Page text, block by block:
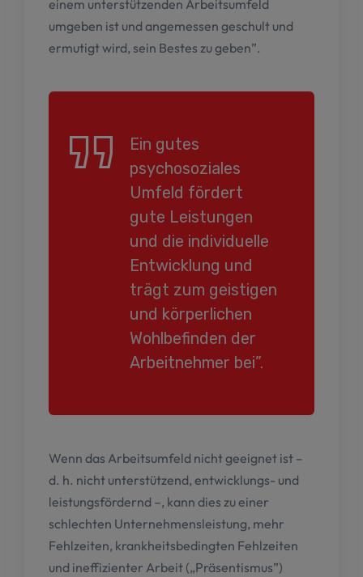
einem unterstützenden Arbeitsumfeld
umgeben ist und angemessen geschult und
ermutigt wird, sein Bestes zu geben”.
Ein gutes
psychosoziales
Umfeld fördert
gute Leistungen
und die individuelle
Entwicklung und
trägt zum geistigen
und körperlichen
Wohlbefinden der
Arbeitnehmer bei”.
Wenn das Arbeitsumfeld nicht geeignet ist –
d. h. nicht unterstützend, entwicklungs- und
leistungsfördernd –, kann dies zu einer
schlechten Unternehmensleistung, mehr
Fehlzeiten, krankheitsbedingten Fehlzeiten
und ineffizienter Arbeit („Präsentismus”)